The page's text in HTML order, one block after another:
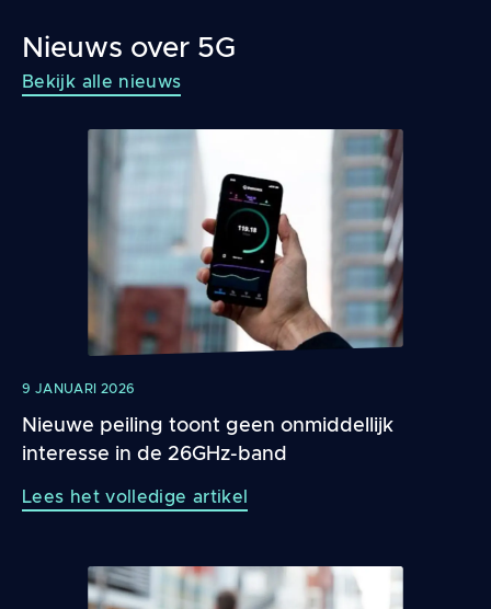
Nieuws over 5G
Bekijk alle nieuws
9 JANUARI 2026
Nieuwe peiling toont geen onmiddellijk
interesse in de 26GHz-band
Lees het volledige artikel